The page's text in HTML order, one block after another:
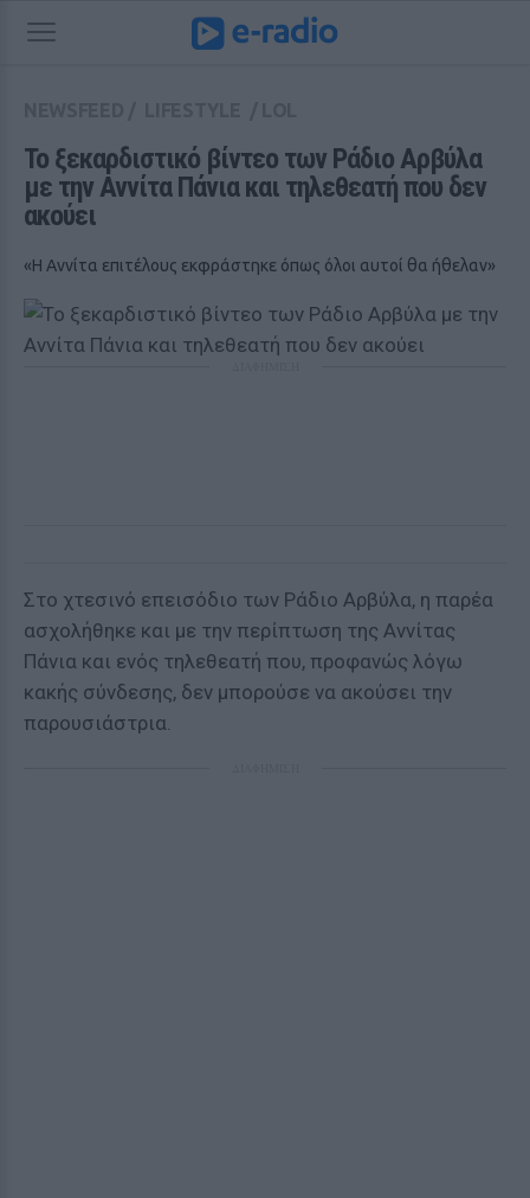
Το ξεκαρδιστικό βίντεο των Ράδιο Αρβύλα
με την Αννίτα Πάνια και τηλεθεατή που δεν
ακούει
«Η Αννίτα επιτέλους εκφράστηκε όπως όλοι αυτοί θα ήθελαν»
Στο χτεσινό επεισόδιο των Ράδιο Αρβύλα, η παρέα
ασχολήθηκε και με την περίπτωση της Αννίτας
Πάνια και ενός τηλεθεατή που, προφανώς λόγω
κακής σύνδεσης, δεν μπορούσε να ακούσει την
παρουσιάστρια.